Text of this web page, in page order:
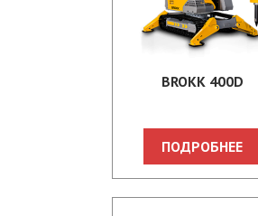
BROKK 400D
ПОДРОБНЕЕ